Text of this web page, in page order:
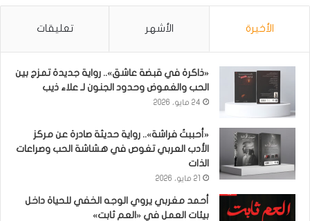
الأخيرة الأشهر تعليقات
«ذاكرة في قبضة عاشق».. رواية جديدة تمزج بين
الحب والغموض وحدود الجنون لـ علاء ذيب
24 مايو، 2026
«أحببتُ فراشة».. رواية حديثة صادرة عن مركز
الأدب العربي تغوص في هشاشة الحب وصراعات
الذات
21 مايو، 2026
أحمد مغربي يروي الوجه الخفي للحياة داخل
بيئات العمل في «العم ثابت»